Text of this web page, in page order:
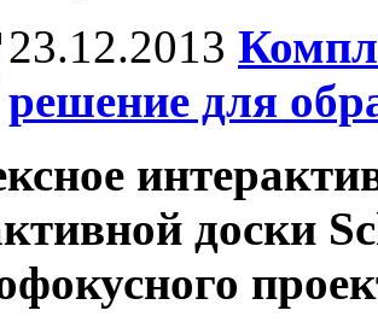
23.12.2013
решение для
доски